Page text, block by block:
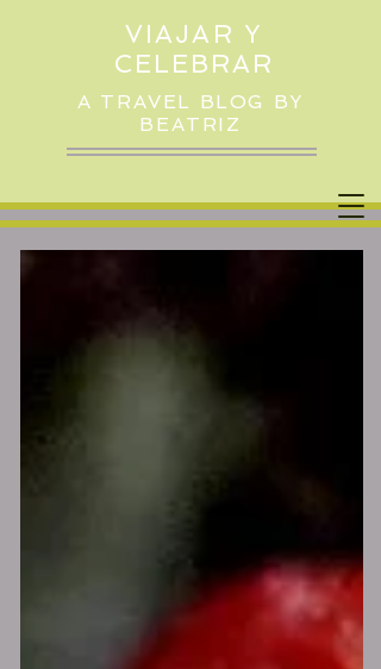
VIAJAR Y
CELEBRAR
A TRAVEL BLOG BY
BEATRIZ